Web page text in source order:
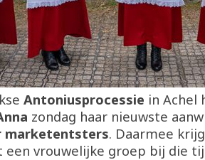
Antoniusprocessie in Achel
zondag haar nieuwste
marketentsters. Daarmee
een vrouwelijke groep bij die